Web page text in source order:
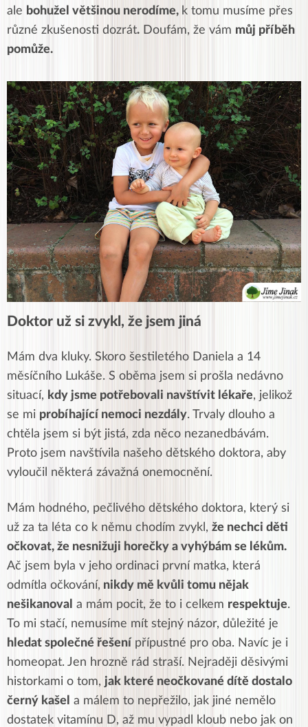
ale bohužel většinou nerodíme, k tomu musíme přes
různé zkušenosti dozrát. Doufám, že vám můj příběh
pomůže.
Doktor už si zvykl, že jsem jiná
Mám dva kluky. Skoro šestiletého Daniela a 14
měsíčního Lukáše. S oběma jsem si prošla nedávno
situací, kdy jsme potřebovali navštívit lékaře, jelikož
se mi probíhající nemoci nezdály. Trvaly dlouho a
chtěla jsem si být jistá, zda něco nezanedbávám.
Proto jsem navštívila našeho dětského doktora, aby
vyloučil některá závažná onemocnění.
Mám hodného, pečlivého dětského doktora, který si
už za ta léta co k němu chodím zvykl, že nechci děti
očkovat, že nesnižuji horečky a vyhýbám se lékům.
Ač jsem byla v jeho ordinaci první matka, která
odmítla očkování, nikdy mě kvůli tomu nějak
nešikanoval a mám pocit, že to i celkem respektuje.
To mi stačí, nemusíme mít stejný názor, důležité je
hledat společné řešení přípustné pro oba. Navíc je i
homeopat. Jen hrozně rád straší. Nejraději děsivými
historkami o tom, jak které neočkované dítě dostalo
černý kašel
a málem to nepřežilo, jak jiné nemělo
dostatek vitamínu D, až mu vypadl kloub nebo jak on